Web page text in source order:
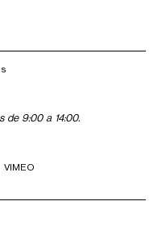
de 9:00 a 14:00.
VIMEO